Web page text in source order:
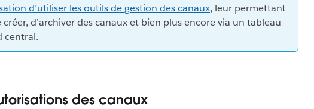
d’utiliser les outils de gestion des canaux, leur permettant
créer, d’archiver des canaux et bien plus encore via un tableau
central.
des canaux